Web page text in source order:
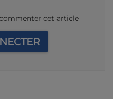
cet article